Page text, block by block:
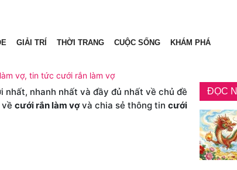
GIẢI TRÍ THỜI TRANG CUỘC SỐNG KHÁM PHÁ
vợ, tin tức cưới rắn làm vợ
nhanh nhất và đầy đủ nhất về chủ đề
cưới rắn làm vợvà chia sẻ thông tin cưới
ĐỌC